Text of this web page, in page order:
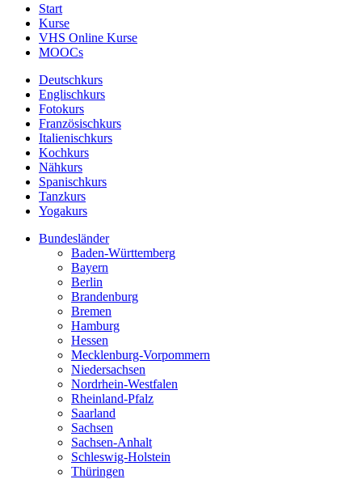
Start
Kurse
VHS Online Kurse
MOOCs
Deutschkurs
Englischkurs
Fotokurs
Französischkurs
Italienischkurs
Kochkurs
Nähkurs
Spanischkurs
Tanzkurs
Yogakurs
Bundesländer
Baden-Württemberg
Bayern
Berlin
Brandenburg
Bremen
Hamburg
Hessen
Mecklenburg-Vorpommern
Niedersachsen
Nordrhein-Westfalen
Rheinland-Pfalz
Saarland
Sachsen
Sachsen-Anhalt
Schleswig-Holstein
Thüringen